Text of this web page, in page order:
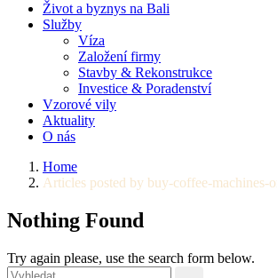
Život a byznys na Bali
Služby
Víza
Založení firmy
Stavby & Rekonstrukce
Investice & Poradenství
Vzorové vily
Aktuality
O nás
Home
Articles posted by buy-coffee-machines-
Nothing Found
Try again please, use the search form below.